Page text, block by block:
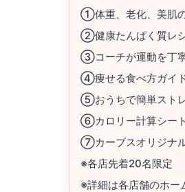
①体重、老化、美肌
②健康たんぱく質レ
③コーチが運動を丁
④痩せる食べ方ガイ
⑤おうちで簡単スト
⑥カロリー計算シート
⑦カーブスオリジナ
※各店先着20名限定
※詳細は各店舗のホー